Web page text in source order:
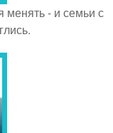
менять - и семьи с